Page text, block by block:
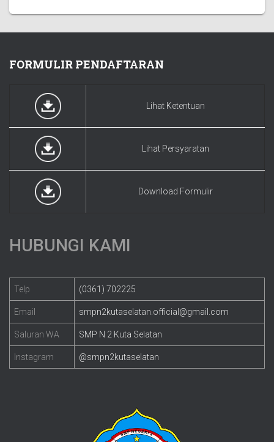
FORMULIR PENDAFTARAN
Lihat Ketentuan
Lihat Persyaratan
Download Formulir
HUBUNGI KAMI
Telp (0361) 702225
Email smpn2kutaselatan.official@gmail.com
Saluran WA SMP N 2 Kuta Selatan
Instagram @smpn2kutaselatan